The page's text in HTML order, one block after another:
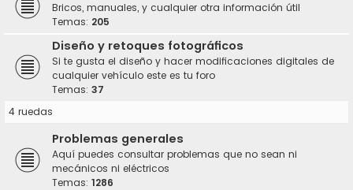
Bricos, manuales, y cualquier otra información útil
Temas: 205
Diseño y retoques fotográficos
Si te gusta el diseño y hacer modificaciones digitales de
cualquier vehículo este es tu foro
Temas: 37
4 ruedas
Problemas generales
Aquí puedes consultar problemas que no sean ni
mecánicos ni eléctricos
Temas: 1286